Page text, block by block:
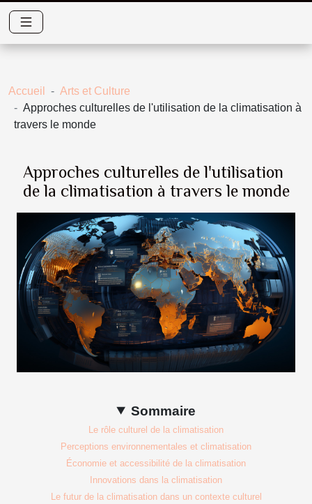
Accueil
Arts et Culture
Approches culturelles de l'utilisation de la climatisation à
travers le monde
Approches culturelles de l'utilisation
de la climatisation à travers le monde
Sommaire
Le rôle culturel de la climatisation
Perceptions environnementales et climatisation
Économie et accessibilité de la climatisation
Innovations dans la climatisation
Le futur de la climatisation dans un contexte culturel